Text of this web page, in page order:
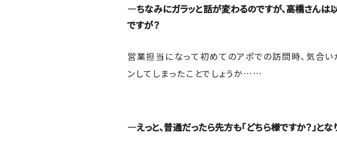
―ちなみにガラッと話が変わるのですが、高橋さんは
ですが？
営業担当になって初めてのアポでの訪問時、気合
ンしてしまったことでしょうか……
―えっと、普通だったら先方も「どちら様ですか？」とな